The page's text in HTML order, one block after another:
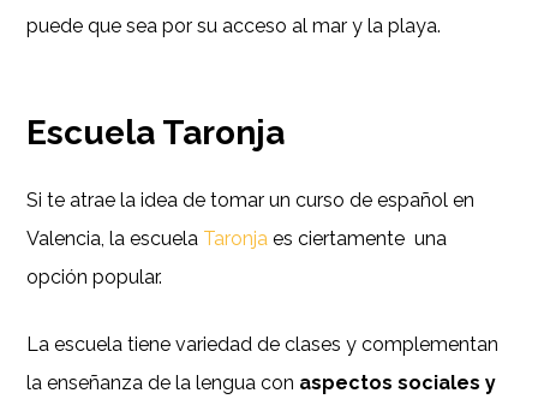
puede que sea por su acceso al mar y la playa.
Escuela Taronja
Si te atrae la idea de tomar un curso de español en
Valencia, la escuela Taronja es ciertamente una
opción popular.
La escuela tiene variedad de clases y complementan
la enseñanza de la lengua con aspectos sociales y